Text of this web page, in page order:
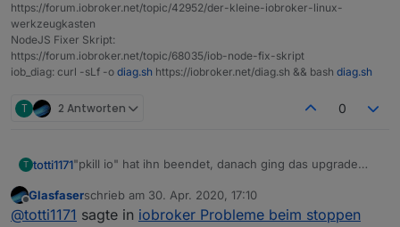
https://forum.iobroker.net/topic/42952/der-kleine-iobroker-linux-
werkzeugkasten
NodeJS Fixer Skript:
https://forum.iobroker.net/topic/68035/iob-node-fix-skript
iob_diag: curl -sLf -o diag.sh https://iobroker.net/diag.sh && bash diag.sh
T 2 Antworten 0
T totti1171"pkill io" hat ihn beendet, danach ging das upgrade
jetzt habe ich den fixer drübergejagt - nun das:
Offline
Glasfaserschrieb am 30. Apr. 2020, 17:10
zuletzt editiert von
@totti1171 sagte in iobroker Probleme beim stoppen